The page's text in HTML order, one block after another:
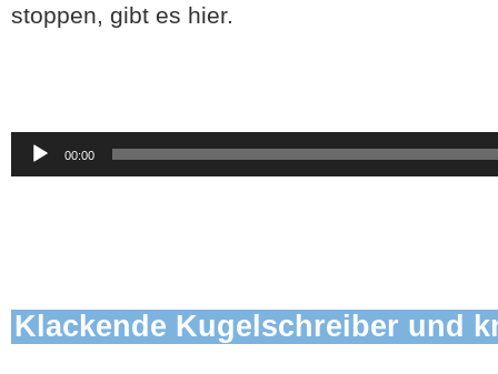
stoppen, gibt es hier.
Audio-
Player
00:00
Klackende Kugelschreiber und